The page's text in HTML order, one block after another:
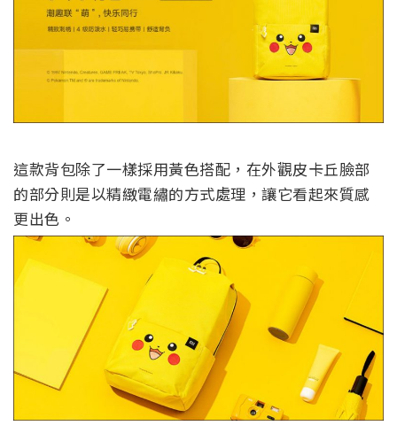
這款背包除了一樣採用黃色搭配，在外觀皮卡丘臉部
的部分則是以精緻電繡的方式處理，讓它看起來質感
更出色。